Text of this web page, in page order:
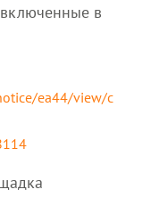
в
ea44/view/c